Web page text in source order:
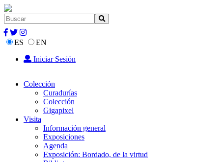
ES
EN
Iniciar Sesión
Colección
Curadurías
Colección
Gigapixel
Visita
Información general
Exposiciones
Agenda
Exposición: Bordado, de la virtud